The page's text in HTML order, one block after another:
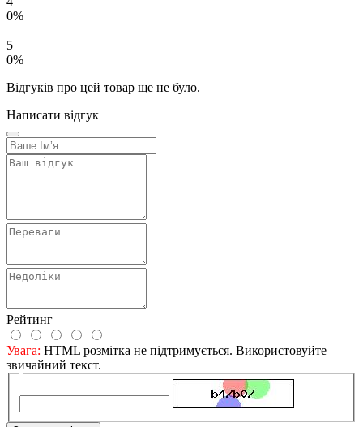
0%
5
0%
Відгуків про цей товар ще не було.
Написати відгук
Рейтинг
Увага: HTML розмітка не підтримується. Використовуйте
звичайний текст.